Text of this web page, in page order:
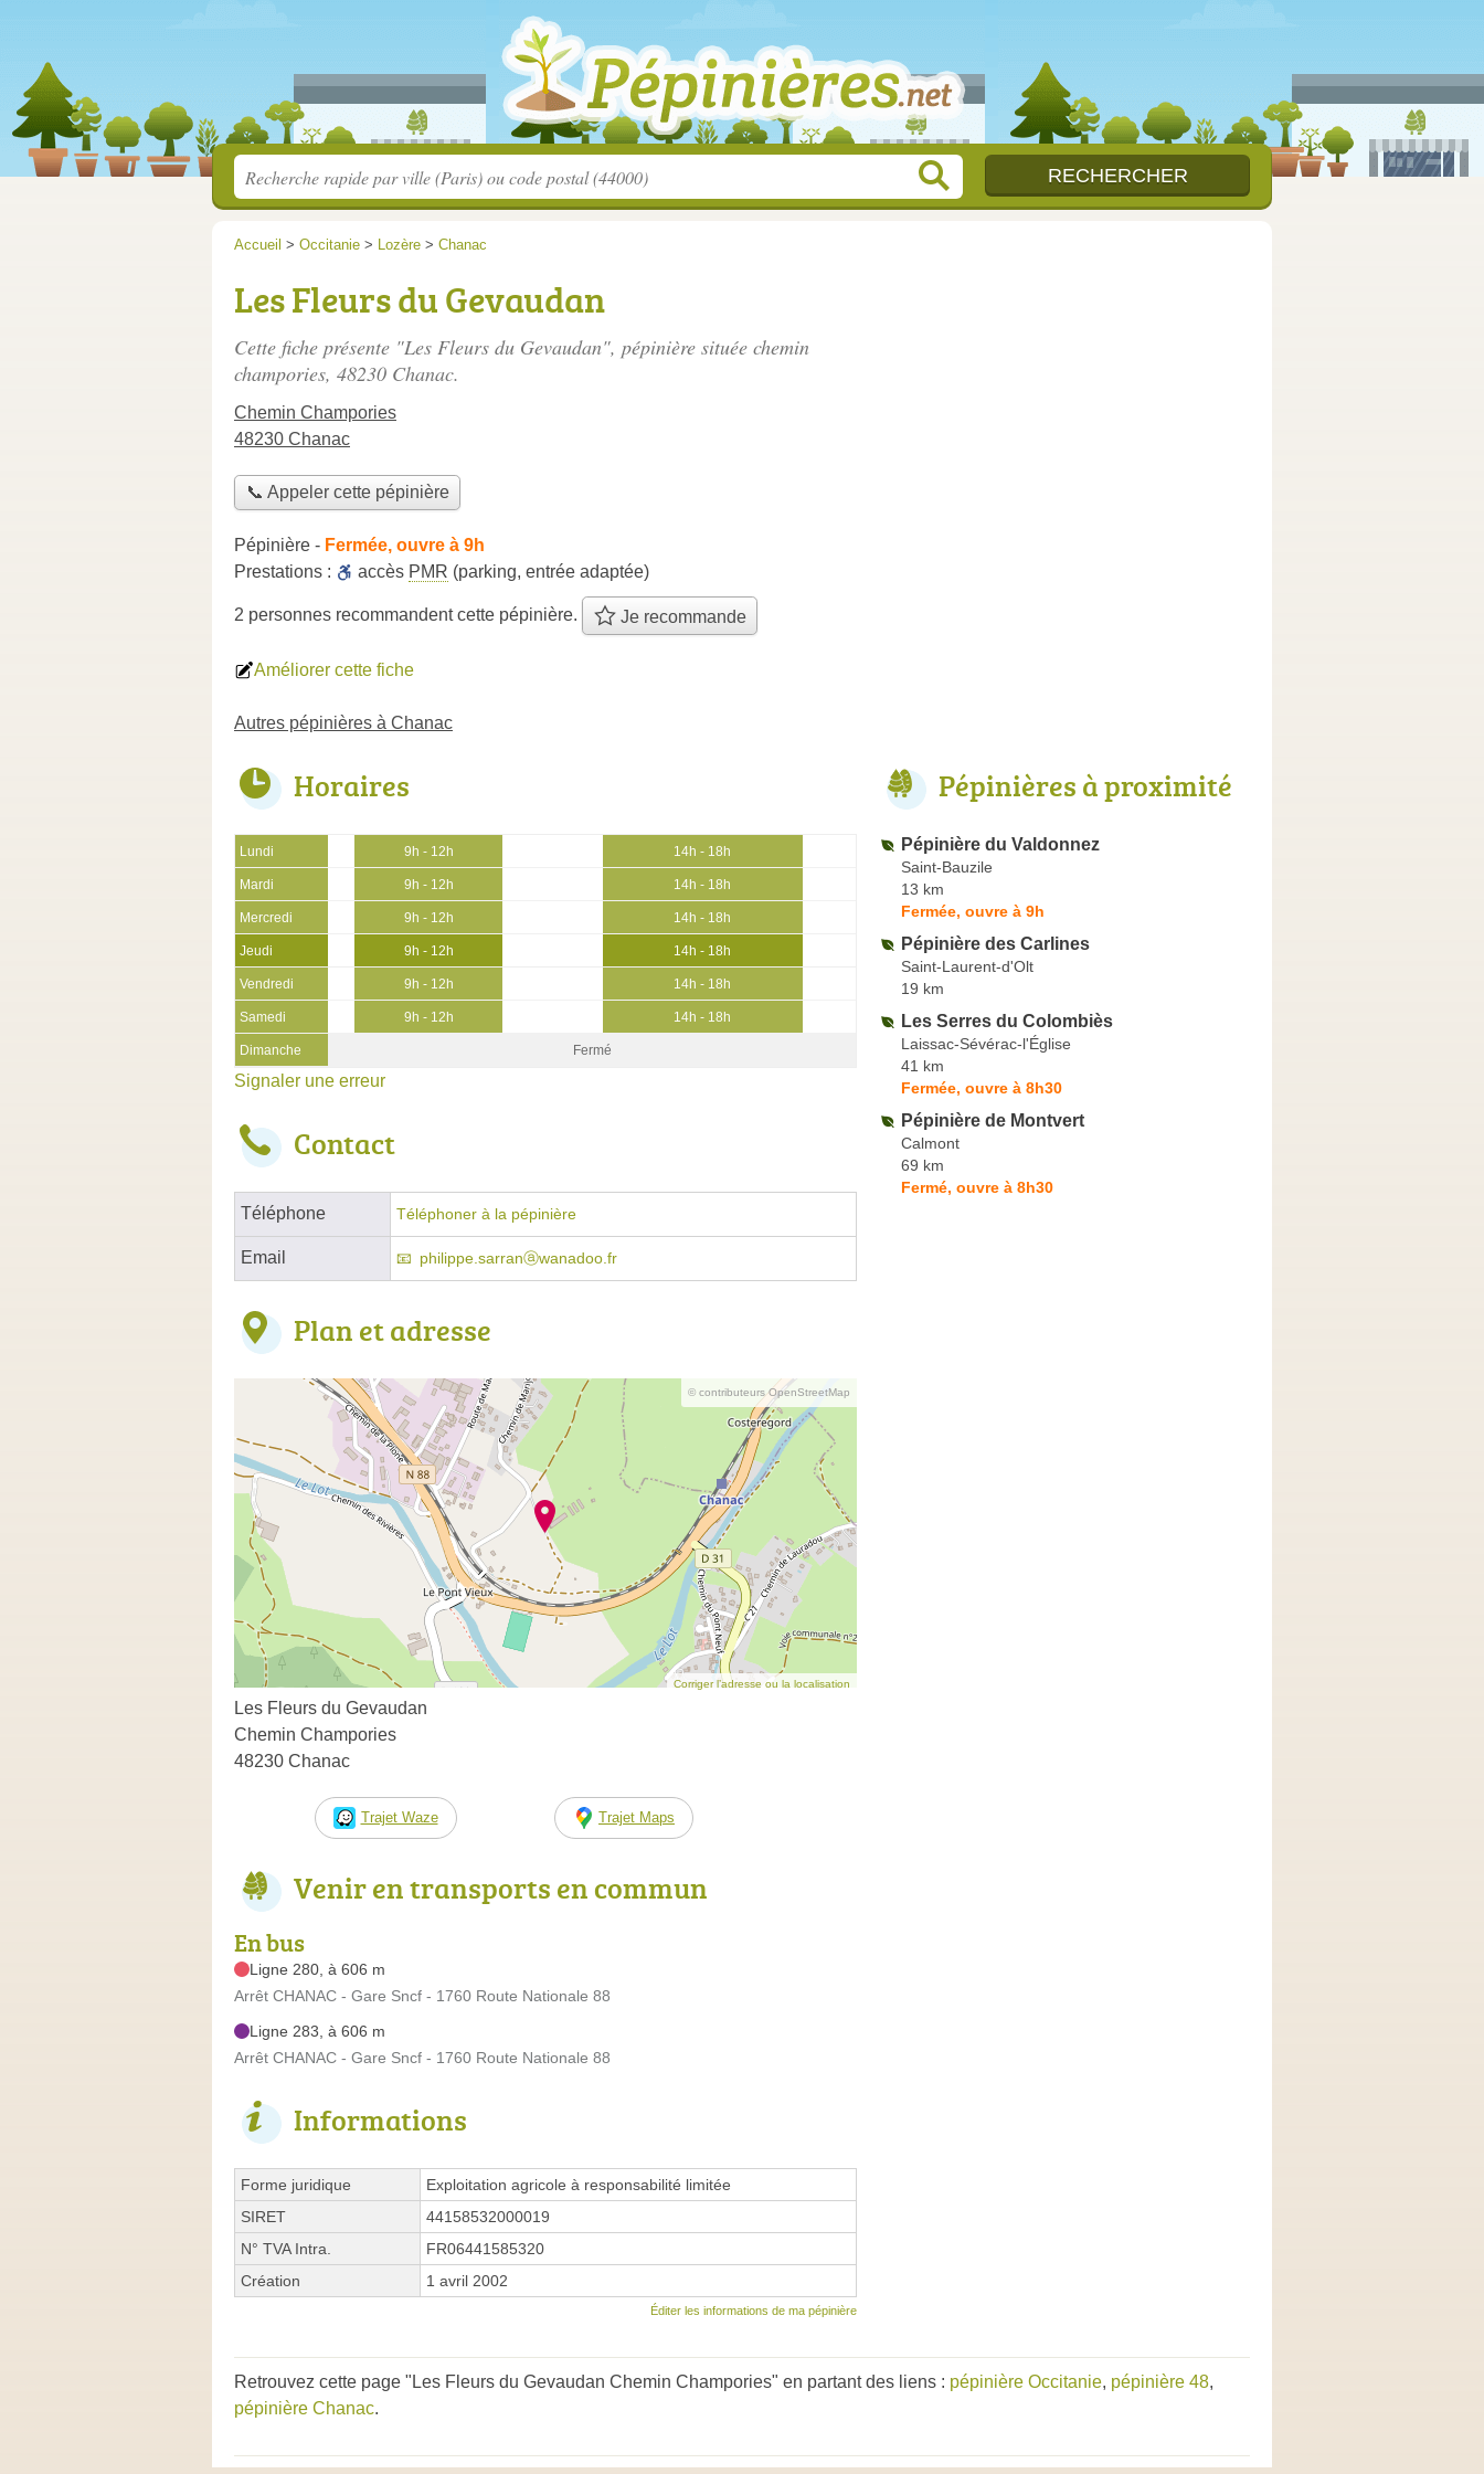
Accueil > Occitanie > Lozère > Chanac
Les Fleurs du Gevaudan
Cette fiche présente "Les Fleurs du Gevaudan", pépinière située chemin
champories, 48230 Chanac.
Chemin Champories
48230 Chanac
📞 Appeler cette pépinière
Pépinière - Fermée, ouvre à 9h
Prestations :
accès PMR (parking, entrée adaptée)
2 personnes recommandentcette pépinière. Je recommande
Améliorer cette fiche
Autres pépinières à Chanac
Horaires
Lundi 9h - 12h 14h - 18h
Mardi 9h - 12h 14h - 18h
Mercredi 9h - 12h 14h - 18h
Jeudi 9h - 12h 14h - 18h
Vendredi 9h - 12h 14h - 18h
Samedi 9h - 12h 14h - 18h
Dimanche Fermé
Signaler une erreur
Contact
Téléphone Téléphoner à la pépinière
Email philippe.sarranⓐwanadoo.fr
Plan et adresse
© contributeurs OpenStreetMap
Corriger l’adresse ou la localisation
Les Fleurs du Gevaudan
Chemin Champories
48230 Chanac
Trajet Waze Trajet Maps
Venir en transports en commun
En bus
Ligne 280, à 606 m
Arrêt CHANAC - Gare Sncf - 1760 Route Nationale 88
Ligne 283, à 606 m
Arrêt CHANAC - Gare Sncf - 1760 Route Nationale 88
Informations
Forme juridique
Exploitation agricole à responsabilité limitée
SIRET
44158532000019
N° TVA Intra.
FR06441585320
Création
1 avril 2002
Éditer les informations de ma pépinière
Pépinières à proximité
Pépinière du Valdonnez
Saint-Bauzile
13 km
Fermée, ouvre à 9h
Pépinière des Carlines
Saint-Laurent-d'Olt
19 km
Les Serres du Colombiès
Laissac-Sévérac-l'Église
41 km
Fermée, ouvre à 8h30
Pépinière de Montvert
Calmont
69 km
Fermé, ouvre à 8h30
Retrouvez cette page "Les Fleurs du Gevaudan Chemin Champories" en partant des liens : pépinière Occitanie, pépinière 48,
pépinière Chanac.